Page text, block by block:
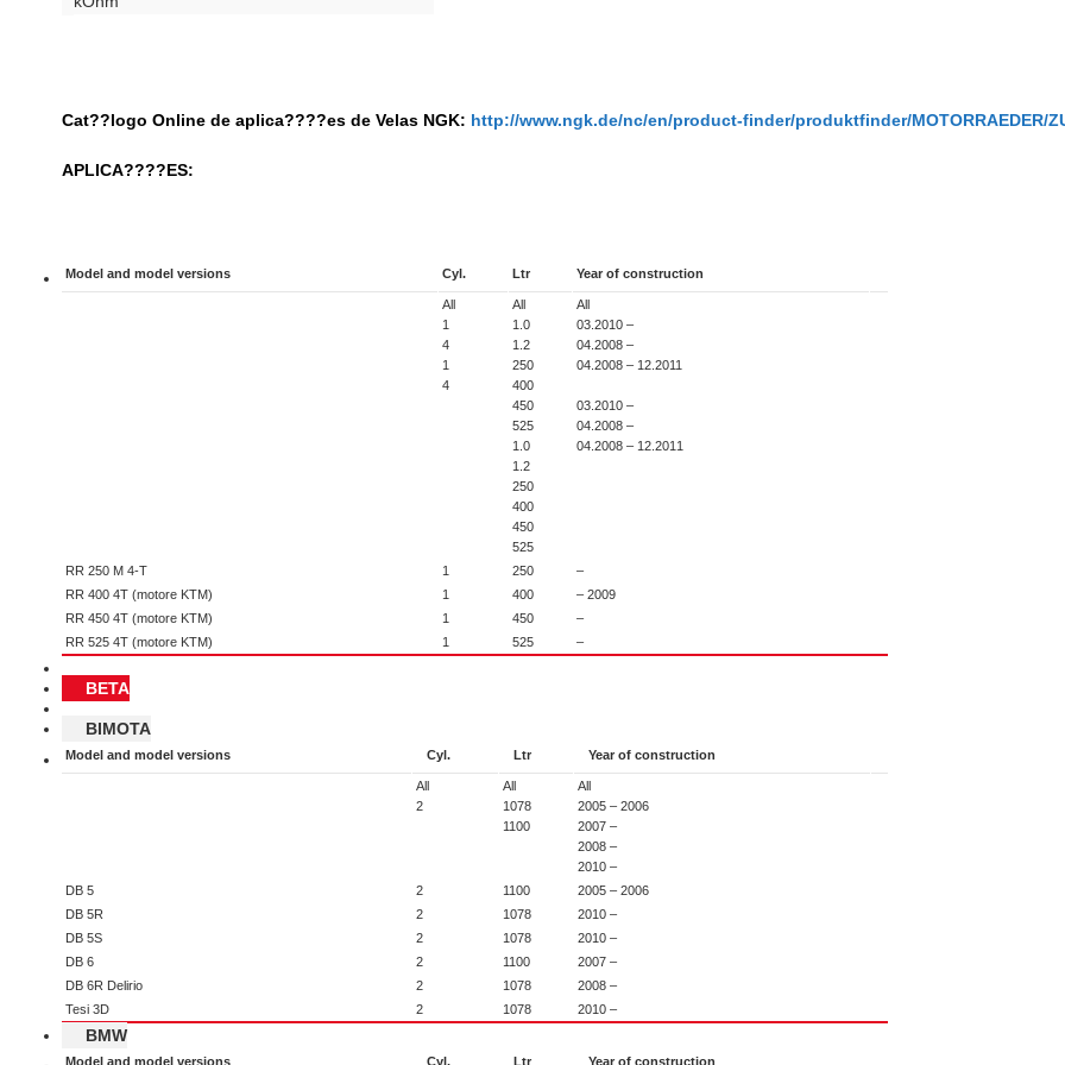
Cat??logo Online de aplica????es de Velas NGK: http://www.ngk.de/nc/en/product-finder/produktfinder/MOTORRAEDER/
APLICA????ES:
Model and model versions Cyl. Ltr Year of construction
All
1
4
1
4
All
1.0
1.2
250
400
450
525
1.0
1.2
250
400
450
525
All
03.2010 –
04.2008 –
04.2008 – 12.2011
03.2010 –
04.2008 –
04.2008 – 12.2011
RR 250 M 4-T 1 250
–
RR 400 4T (motore KTM)
1 400
– 2009
RR 450 4T (motore KTM)
1 450
–
RR 525 4T (motore KTM)
1 525 –
BETA
BIMOTA
Model and model versions Cyl. Ltr Year of construction
All
2
All
1078
1100
All
2005 – 2006
2007 –
2008 –
2010 –
DB 5
2 1100
2005 – 2006
DB 5R
2 1078
2010 –
DB 5S
2 1078
2010 –
DB 6
2 1100
2007 –
DB 6R Delirio
2 1078
2008 –
Tesi 3D
2 1078 2010 –
BMW
Model and model versions Cyl. Ltr Year of construction